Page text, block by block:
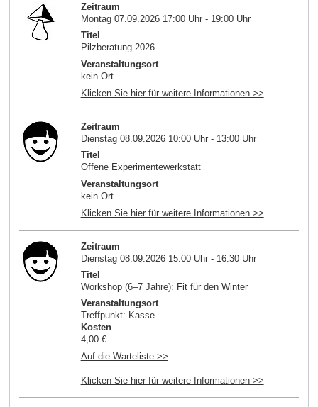
Zeitraum
Montag 07.09.2026 17:00 Uhr - 19:00 Uhr
Titel
Pilzberatung 2026
Veranstaltungsort
kein Ort
Klicken Sie hier für weitere Informationen >>
Zeitraum
Dienstag 08.09.2026 10:00 Uhr - 13:00 Uhr
Titel
Offene Experimentewerkstatt
Veranstaltungsort
kein Ort
Klicken Sie hier für weitere Informationen >>
Zeitraum
Dienstag 08.09.2026 15:00 Uhr - 16:30 Uhr
Titel
Workshop (6–7 Jahre): Fit für den Winter
Veranstaltungsort
Treffpunkt: Kasse
Kosten
4,00 €
Auf die Warteliste >>
Klicken Sie hier für weitere Informationen >>